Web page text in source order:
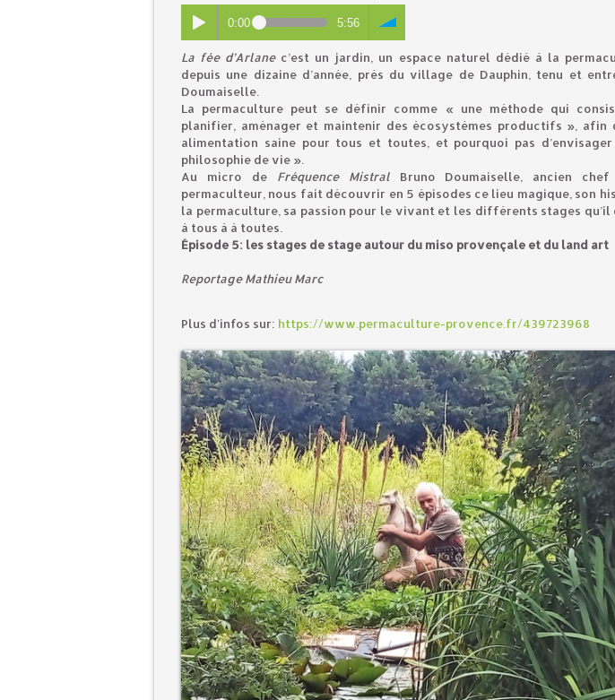
0:00 5:56
La fée d’Arlanec’est un jardin, un espace naturel dédié à la
depuis une dizaine d’année, près du village de Dauphin, tenu et
Doumaiselle.
La permaculture peut se définir comme « une méthode qui
planifier, aménager et maintenir des écosystèmes productifs », afin
alimentation saine pour tous et toutes, et pourquoi pas
philosophie de vie ».
Au micro de Fréquence MistralBruno Doumaiselle, ancien
permaculteur, nous fait découvrir en 5 épisodes ce lieu magique, son
la permaculture, sa passion pour le vivant et les différents stages
à tous à à toutes.
Épisode 5: les stages de stage autour du miso provençale et du land art
Reportage Mathieu Marc
Plus d'infos sur: https://www.permaculture-provence.fr/439723968